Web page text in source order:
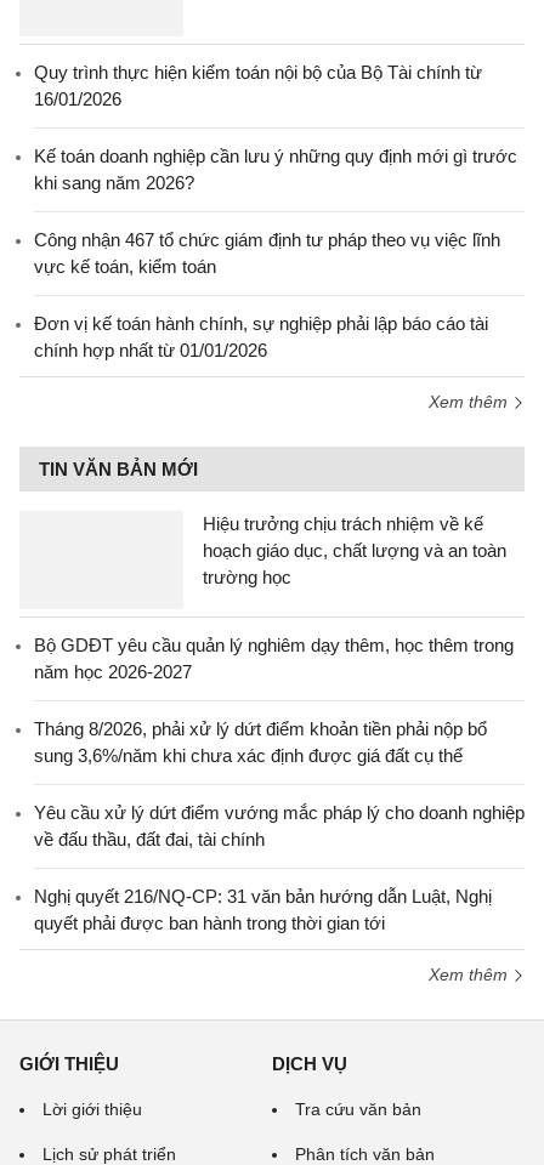
Quy trình thực hiện kiểm toán nội bộ của Bộ Tài chính từ
16/01/2026
Kế toán doanh nghiệp cần lưu ý những quy định mới gì trước
khi sang năm 2026?
Công nhận 467 tổ chức giám định tư pháp theo vụ việc lĩnh
vực kế toán, kiểm toán
Đơn vị kế toán hành chính, sự nghiệp phải lập báo cáo tài
chính hợp nhất từ 01/01/2026
Xem thêm
TIN VĂN BẢN MỚI
Hiệu trưởng chịu trách nhiệm về kế
hoạch giáo dục, chất lượng và an toàn
trường học
Bộ GDĐT yêu cầu quản lý nghiêm dạy thêm, học thêm trong
năm học 2026-2027
Tháng 8/2026, phải xử lý dứt điểm khoản tiền phải nộp bổ
sung 3,6%/năm khi chưa xác định được giá đất cụ thể
Yêu cầu xử lý dứt điểm vướng mắc pháp lý cho doanh nghiệp
về đấu thầu, đất đai, tài chính
Nghị quyết 216/NQ-CP: 31 văn bản hướng dẫn Luật, Nghị
quyết phải được ban hành trong thời gian tới
Xem thêm
GIỚI THIỆU
Lời giới thiệu
Lịch sử phát triển
DỊCH VỤ
Tra cứu văn bản
Phân tích văn bản